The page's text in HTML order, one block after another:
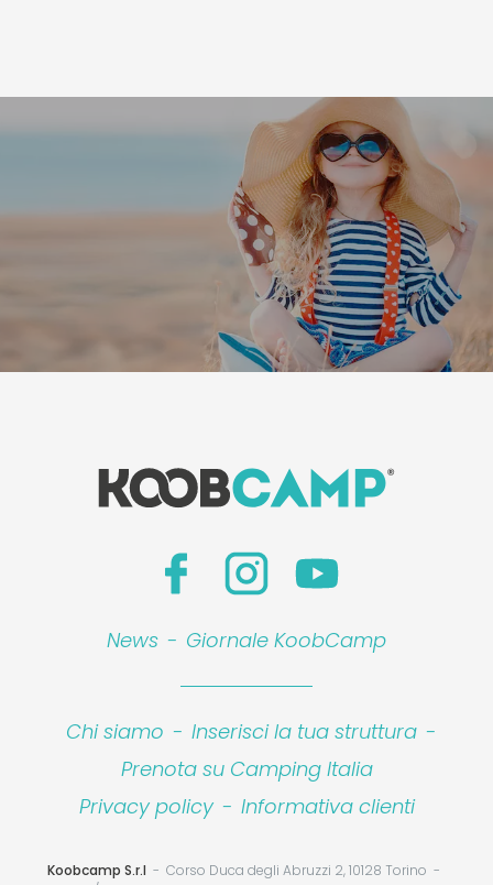
News - Giornale KoobCamp
Chi siamo - Inserisci la tua struttura -
Prenota su Camping Italia
Privacy policy - Informativa clienti
Koobcamp S.r.l
Corso Duca degli Abruzzi 2, 10128 Torino